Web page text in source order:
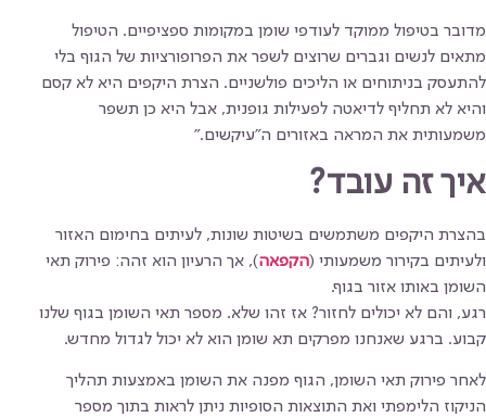
מדובר בטיפול ממוקד לעודפי שומן במקומות ספציפיים. הטיפול
מתאים לנשים וגברים שרוצים לשפר את הפרופורציות של הגוף בלי
להתעסק בניתוחים או הליכים פולשניים. הצרת היקפים היא לא קסם
והיא לא תחליף לדיאטה לפעילות גופנית, אבל היא כן תשפר
משמעותית את המראה באזורים ה"עיקשים."
איך זה עובד?
בהצרת היקפים משתמשים בשיטות שונות, לעיתים בחימום האזור
ולעיתים בקירור משמעותי (הקפאה), אך הרעיון הוא זהה: פירוק תאי
השומן באותו אזור בגוף.
רגע, והם לא יכולים לחזור? אז זהו שלא. מספר תאי השומן בגוף שלנו
קבוע. ברגע שאנחנו מפרקים תא שומן הוא לא יכול לגדול מחדש.
לאחר פירוק תאי השומן, הגוף מפנה את השומן באמצעות תהליך
הניקוז הלימפתי ואת התוצאות הסופיות ניתן לראות בתוך מספר